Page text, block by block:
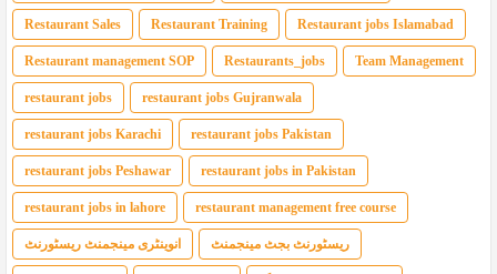
Restaurant Sales Restaurant Training Restaurant jobs Islamabad
Restaurant management SOP Restaurants_jobs Team Management
restaurant jobs restaurant jobs Gujranwala
restaurant jobs Karachi restaurant jobs Pakistan
restaurant jobs Peshawar restaurant jobs in Pakistan
restaurant jobs in lahore restaurant management free course
انوینٹری مینجمنٹ ریسٹورنٹ ریسٹورنٹ بجٹ مینجمنٹ